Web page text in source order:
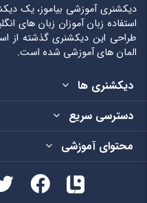
دیکشنری آموزشی بیاموز، یک
استفاده زبان آموزان زبان های
طراحی این دیکشنری گذشته از
المان های آموزشی شده است.
دیکشنری ها
دسترسی سریع
محتوای آموزشی